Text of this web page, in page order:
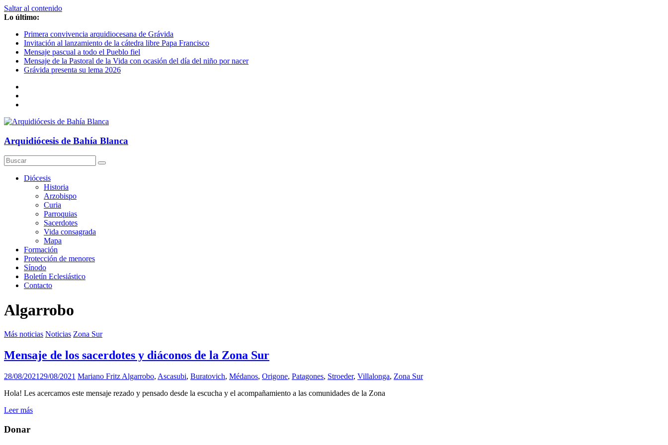
Saltar al contenido
Lo último:
Primera convivencia arquidiocesana de Grávida
Invitación al lanzamiento de la cátedra libre Papa Francisco
Mensaje pascual a todo el Pueblo fiel
Mensaje de la Pastoral de la Vida con ocasión del día del niño por nacer
Grávida presenta su lema 2026
Arquidiócesis de Bahía Blanca
Diócesis
Historia
Arzobispo
Curia
Parroquias
Sacerdotes
Vida consagrada
Mapa
Formación
Protección de menores
Sínodo
Boletín Eclesiástico
Contacto
Algarrobo
Más noticias Noticias Zona Sur
Mensaje de los sacerdotes y diáconos de la Zona Sur
28/08/2021 29/08/2021 Mariano Fritz Algarrobo, Ascasubi, Buratovich, Médanos, Origone, Patagones, Stroeder, Villalonga, Zona Sur
Hola! Les acercamos este mensaje rezado y pensado desde la escucha y el acompañamiento a las comunidades de la Zona
Leer más
Donar